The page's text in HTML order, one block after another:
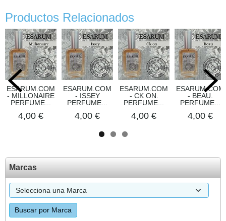
Marcas
Productos Relacionados
ESARUM.COM
- MILLONAIRE
PERFUME...
4,00 €
ESARUM.COM
- ISSEY
PERFUME...
4,00 €
ESARUM.COM
- CK ON.
PERFUME...
4,00 €
ESARUM.COM
- BEAU.
PERFUME...
4,00 €